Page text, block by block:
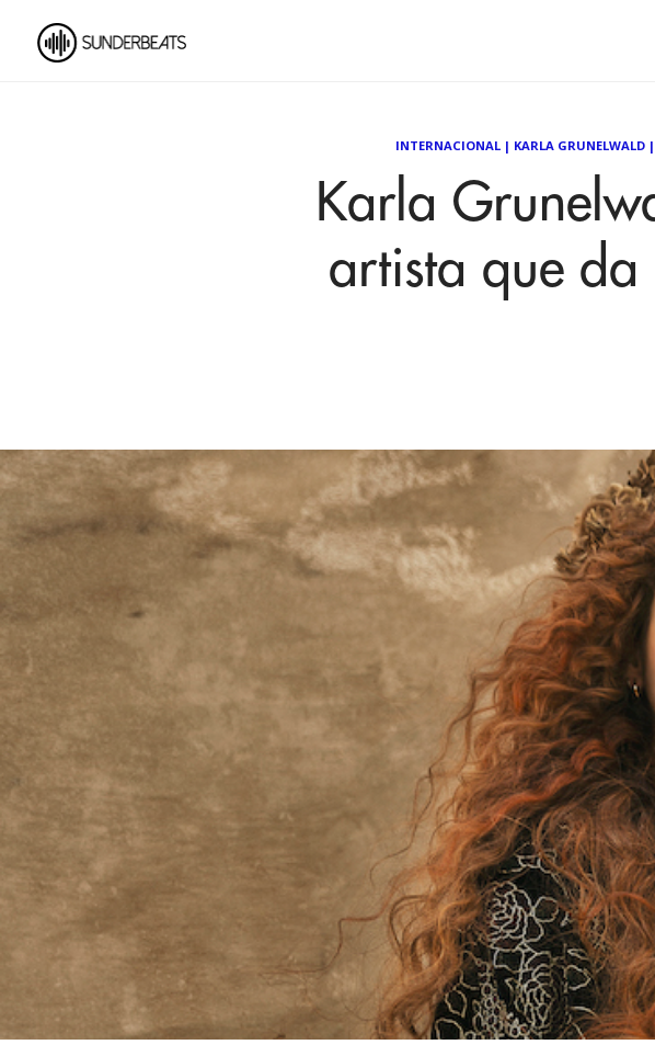
INTERNACIONAL | KARLA GRUNELWALD |
Karla
artista que da